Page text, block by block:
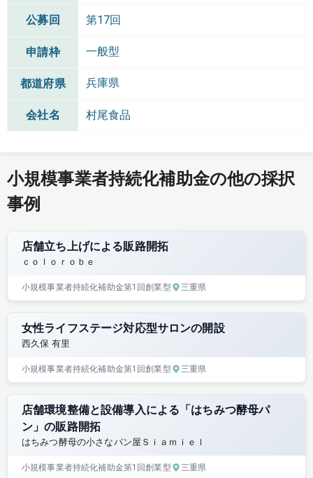
公募回 第17回
申請枠 一般型
都道府県 兵庫県
会社名 村尾食品
小規模事業者持続化補助金の他の採択
事例
店舗立ち上げによる販路開拓
ｃｏｌｏｒｏｂｅ
小規模事業者持続化補助金第1回創業型 三重県
女性ライフステージ対応型サロンの開設
西久保 有里
小規模事業者持続化補助金第1回創業型 三重県
店舗環境整備と設備導入による「はちみつ酵母パ
ン」の販路開拓
はちみつ酵母の小さなパン屋Ｓｉａｍｉｅｌ
小規模事業者持続化補助金第1回創業型 三重県